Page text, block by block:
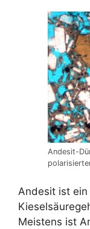
Andesit-
Andesit ist ein
Meistens ist